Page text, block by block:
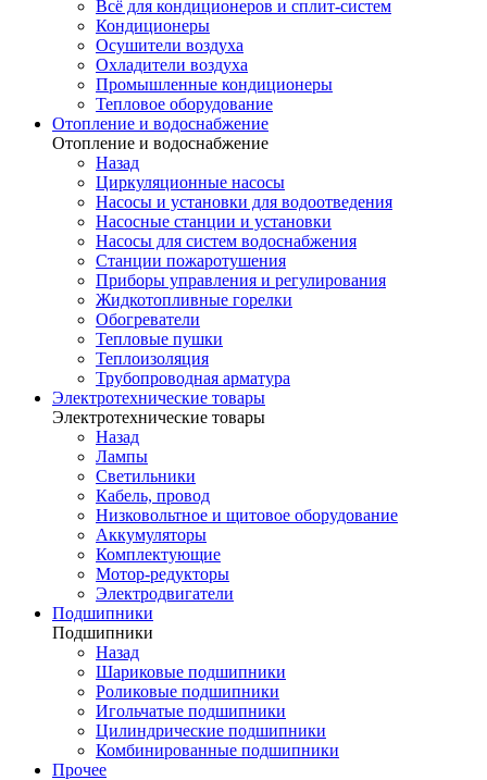
Всё для кондиционеров и сплит-систем
Кондиционеры
Осушители воздуха
Охладители воздуха
Промышленные кондиционеры
Тепловое оборудование
Отопление и водоснабжение
Отопление и водоснабжение
Назад
Циркуляционные насосы
Насосы и установки для водоотведения
Насосные станции и установки
Насосы для систем водоснабжения
Станции пожаротушения
Приборы управления и регулирования
Жидкотопливные горелки
Обогреватели
Тепловые пушки
Теплоизоляция
Трубопроводная арматура
Электротехнические товары
Электротехнические товары
Назад
Лампы
Светильники
Кабель, провод
Низковольтное и щитовое оборудование
Аккумуляторы
Комплектующие
Мотор-редукторы
Электродвигатели
Подшипники
Подшипники
Назад
Шариковые подшипники
Роликовые подшипники
Игольчатые подшипники
Цилиндрические подшипники
Комбинированные подшипники
Прочее